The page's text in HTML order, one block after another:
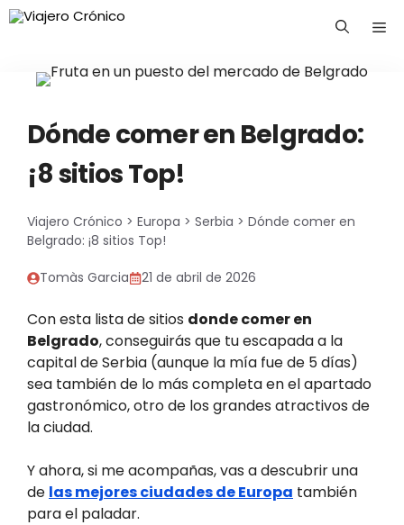
Saltar
Dónde comer en Belgrado:
¡8 sitios Top!
Viajero Crónico > Europa > Serbia > Dónde comer en
Belgrado: ¡8 sitios Top!
Tomàs Garcia 21 de abril de 2026
Con esta lista de sitios donde comer en
Belgrado, conseguirás que tu escapada a la
capital de Serbia (aunque la mía fue de 5 días)
sea también de lo más completa en el apartado
gastronómico, otro de los grandes atractivos de
la ciudad.
Y ahora, si me acompañas, vas a descubrir una
de las mejores ciudades de Europa también
para el paladar.